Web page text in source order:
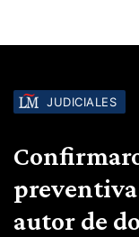
JUDICIALES
autor de